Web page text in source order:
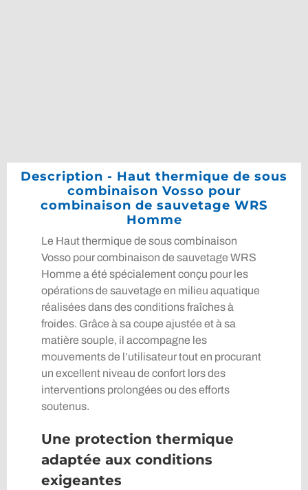
Description - Haut thermique de sous
combinaison Vosso pour
combinaison de sauvetage WRS
Homme
Le Haut thermique de sous combinaison
Vosso pour combinaison de sauvetage WRS
Homme a été spécialement conçu pour les
opérations de sauvetage en milieu aquatique
réalisées dans des conditions fraîches à
froides. Grâce à sa coupe ajustée et à sa
matière souple, il accompagne les
mouvements de l’utilisateur tout en procurant
un excellent niveau de confort lors des
interventions prolongées ou des efforts
soutenus.
Une protection thermique
adaptée aux conditions
exigeantes